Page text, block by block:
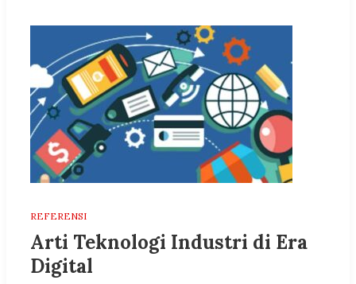
REFERENSI
Arti Teknologi Industri di Era
Digital